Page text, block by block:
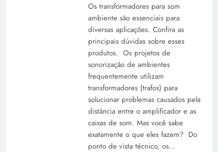
Os transformadores para som
ambiente são essenciais para
diversas aplicações. Confira as
principais dúvidas sobre esses
produtos. Os projetos de
sonorização de ambientes
frequentemente utilizam
transformadores (trafos) para
solucionar problemas causados pela
distância entre o amplificador e as
caixas de som. Mas você sabe
exatamente o que eles fazem? Do
ponto de vista técnico, os…